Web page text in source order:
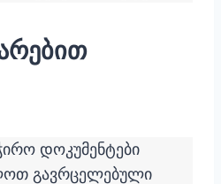
დოკუმენტები
გავრცელებული